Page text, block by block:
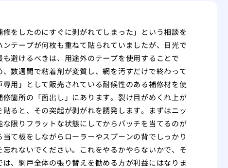
をしたのにすぐに剥がれてしまった」という相談を
テープが何枚も重ねて貼られていましたが、日光で
避けるべきは、用途外のテープを使用することで
数週間で粘着剤が変質し、網を汚すだけで終わって
用」として販売されている耐候性のある補修材を使
箇所の「面出し」にあります。裂け目がめくれ上が
ると、その突起が剥がれを誘発します。まずはニッ
限りフラットな状態にしてからパッチを当てるのが
て板をしながらローラーやスプーンの背でしっかり
れないでください。これをやるかやらないかで、そ
、網戸全体の張り替えを勧める方が利益にはなりま